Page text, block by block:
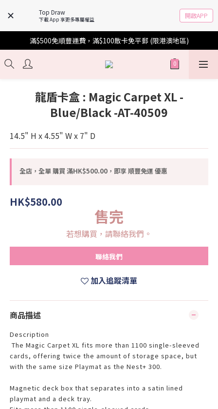
Top Draw
下載 App 享更多專屬權益 開啟APP
滿$500免順豐運費，滿$100散卡免平郵 (限港澳地區)
龍盾卡盒 : Magic Carpet XL -
Blue/Black -AT-40509
14.5" H x 4.55" W x 7" D
全店，全單 購買 滿HK$500.00，即享 順豐免運 優惠
HK$580.00
售完
若想購買，請聯絡我們。
聯絡我們
加入追蹤清單
商品描述
Description
The Magic Carpet XL fits more than 1100 single-sleeved
cards, offering twice the amount of storage space, but
with the same size Playmat as the Nest+ 300.
Magnetic deck box that separates into a satin lined
playmat and a deck tray.